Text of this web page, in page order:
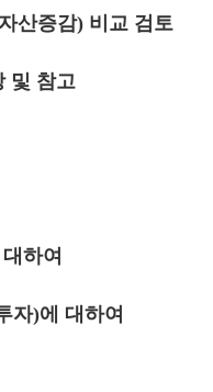
산증감) 비교 검토
및 참고
하여
자)에 대하여